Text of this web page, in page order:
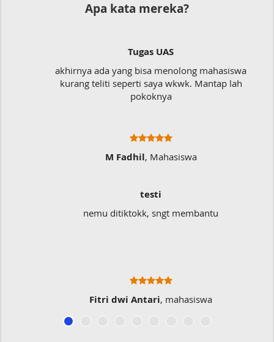
Apa kata mereka?
Tugas UAS
akhirnya ada yang bisa menolong mahasiswa
kurang teliti seperti saya wkwk. Mantap lah
pokoknya
M Fadhil, Mahasiswa
testi
nemu ditiktokk, sngt membantu
Fitri dwi Antari, mahasiswa